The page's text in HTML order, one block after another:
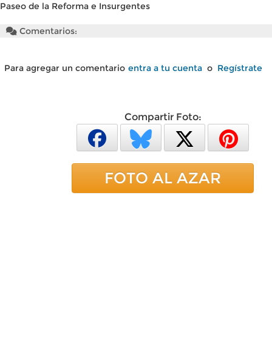
Paseo de la Reforma e Insurgentes
Comentarios:
Para agregar un comentario entra a tu cuenta o Regístrate
Compartir Foto:
FOTO AL AZAR